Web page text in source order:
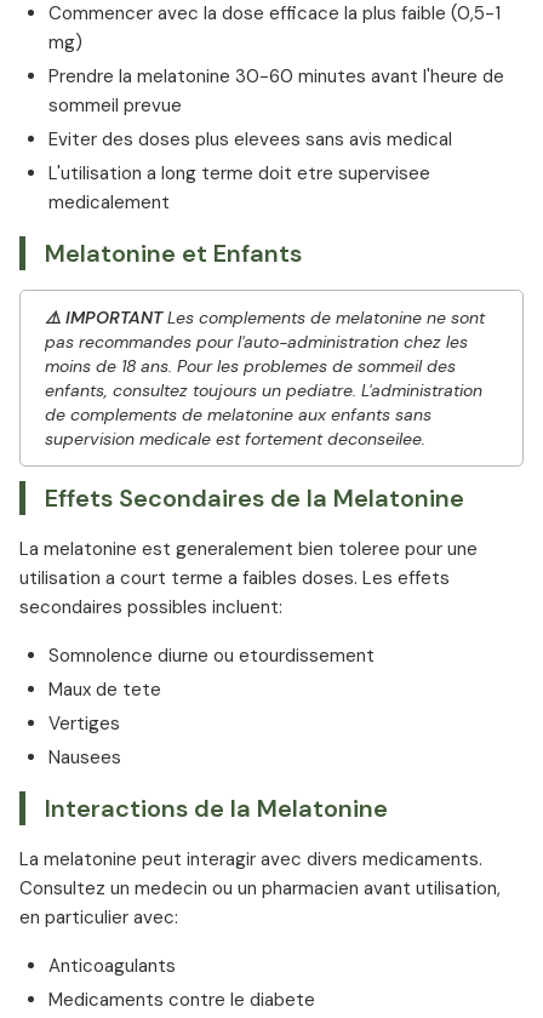
Commencer avec la dose efficace la plus faible (0,5-1
mg)
Prendre la melatonine 30-60 minutes avant l'heure de
sommeil prevue
Eviter des doses plus elevees sans avis medical
L'utilisation a long terme doit etre supervisee
medicalement
Melatonine et Enfants
⚠️ IMPORTANTLes complements de melatonine ne sont
pas recommandes pour l'auto-administration chez les
moins de 18 ans. Pour les problemes de sommeil des
enfants, consultez toujours un pediatre. L'administration
de complements de melatonine aux enfants sans
supervision medicale est fortement deconseilee.
Effets Secondaires de la Melatonine
La melatonine est generalement bien toleree pour une
utilisation a court terme a faibles doses. Les effets
secondaires possibles incluent:
Somnolence diurne ou etourdissement
Maux de tete
Vertiges
Nausees
Interactions de la Melatonine
La melatonine peut interagir avec divers medicaments.
Consultez un medecin ou un pharmacien avant utilisation,
en particulier avec:
Anticoagulants
Medicaments contre le diabete